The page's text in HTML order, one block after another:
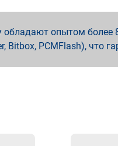
опытом более
Bitbox, PCMFlash), что